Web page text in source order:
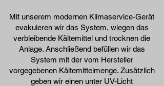
Mit unserem modernen Klimaservice-Gerät
evakuieren wir das System, wiegen das
verbleibende Kältemittel und trocknen die
Anlage. Anschließend befüllen wir das
System mit der vom Hersteller
vorgegebenen Kältemittelmenge. Zusätzlich
geben wir einen unter UV-Licht